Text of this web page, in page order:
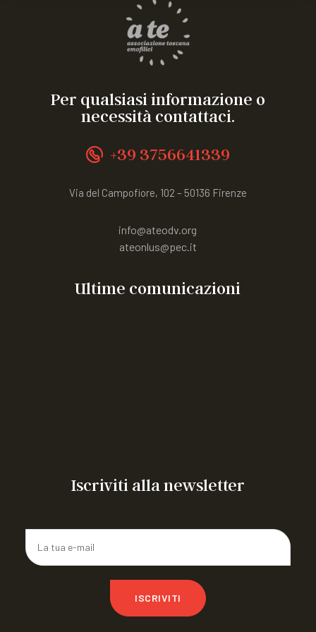
Per qualsiasi informazione o
necessità contattaci.
+39 3756641339
Via del Campofiore, 102 – 50136 Firenze
info@ateodv.org
ateonlus@pec.it
Ultime comunicazioni
Iscriviti alla newsletter
ISCRIVITI